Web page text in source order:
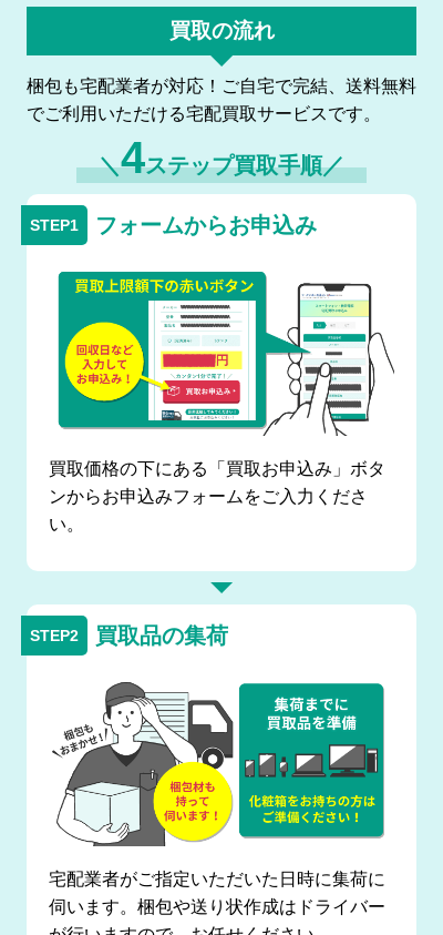
買取の流れ
梱包も宅配業者が対応！ご自宅で完結、送料無料
でご利用いただける宅配買取サービスです。
＼4ステップ買取手順／
フォームからお申込み
買取価格の下にある「買取お申込み」ボタ
ンからお申込みフォームをご入力くださ
い。
買取品の集荷
宅配業者がご指定いただいた日時に集荷に
伺います。梱包や送り状作成はドライバー